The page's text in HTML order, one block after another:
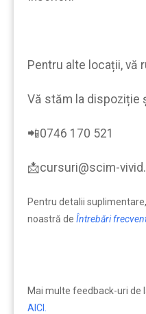
Pentru alte locații, vă
Vă stăm la dispoziție
📲0746 170 521
📩cursuri@scim-
Pentru detalii
noastră de Întrebări
Mai multe feedback-uri de
AICI.